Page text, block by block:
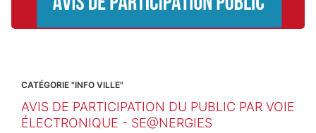
CATÉGORIE "INFO VILLE"
AVIS DE PARTICIPATION DU PUBLIC PAR VOIE
ÉLECTRONIQUE - SE@NERGIES